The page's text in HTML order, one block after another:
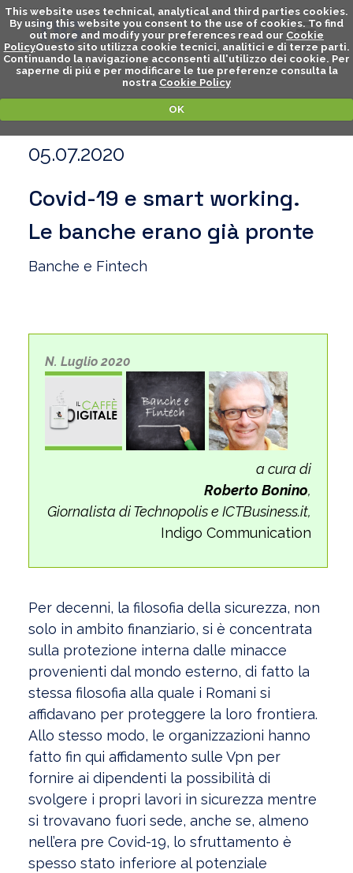
This website uses technical, analytical and third parties cookies.
By using this website you consent to the use of cookies. To find
out more and modify your preferences read our Cookie
PolicyQuesto sito utilizza cookie tecnici, analitici e di terze parti.
Continuando la navigazione acconsenti all'utilizzo dei cookie. Per
saperne di piú e per modificare le tue preferenze consulta la
nostra Cookie Policy
OK
05.07.2020
Covid-19 e smart working.
Le banche erano già pronte
Banche e Fintech
N. Luglio 2020
a cura di
Roberto Bonino,
Giornalista di Technopolis e ICTBusiness.it,
Indigo Communication
Per decenni, la filosofia della sicurezza, non
solo in ambito finanziario, si è concentrata
sulla protezione interna dalle minacce
provenienti dal mondo esterno, di fatto la
stessa filosofia alla quale i Romani si
affidavano per proteggere la loro frontiera.
Allo stesso modo, le organizzazioni hanno
fatto fin qui affidamento sulle Vpn per
fornire ai dipendenti la possibilità di
svolgere i propri lavori in sicurezza mentre
si trovavano fuori sede, anche se, almeno
nell’era pre Covid-19, lo sfruttamento è
spesso stato inferiore al potenziale